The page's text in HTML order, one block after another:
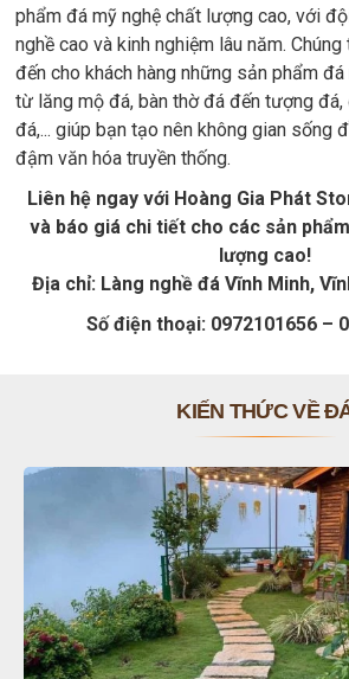
phẩm đá mỹ nghệ chất lượng cao, với
nghề cao và kinh nghiệm lâu năm.
đến cho khách hàng những sản phẩm đá
từ lăng mộ đá, bàn thờ đá đến tượng
đá,... giúp bạn tạo nên không gian sống
đậm văn hóa truyền thống.
Liên hệ ngay với Hoàng Gia Phát
và báo giá chi tiết cho các sản
lượng cao!
Địa chỉ: Làng nghề đá Vĩnh Minh,
Số điện thoại: 0972101656 –
KIẾN THỨC VỀ